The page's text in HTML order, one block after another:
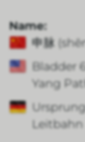
Name:
申脉
Bladder
Yang
Leitbahn